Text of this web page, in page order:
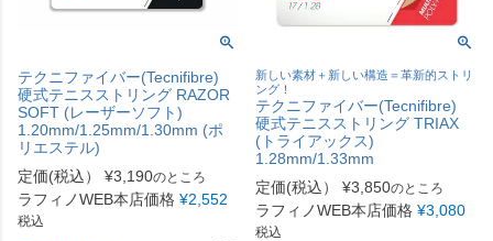
テクニファイバー(Tecnifibre)
硬式テニスストリング RAZOR
SOFT (レーザーソフト)
1.20mm/1.25mm/1.30mm (ポ
リエステル)
定価(税込）
¥3,190のところ
ラフィノWEB本店価格 ¥2,552
税込
新しい素材＋新しい構造＝革新的ストリ
ング！
テクニファイバー(Tecnifibre)
硬式テニスストリング TRIAX
(トライアックス)
1.28mm/1.33mm
定価(税込）
¥3,850のところ
ラフィノWEB本店価格 ¥3,080
税込